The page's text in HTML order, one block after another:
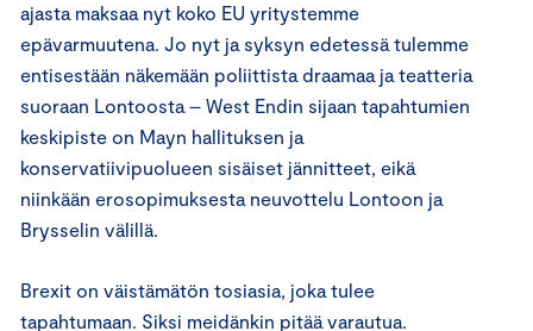
ajasta maksaa nyt koko EU yritystemme
epävarmuutena. Jo nyt ja syksyn edetessä tulemme
entisestään näkemään poliittista draamaa ja teatteria
suoraan Lontoosta – West Endin sijaan tapahtumien
keskipiste on Mayn hallituksen ja
konservatiivipuolueen sisäiset jännitteet, eikä
niinkään erosopimuksesta neuvottelu Lontoon ja
Brysselin välillä.
Brexit on väistämätön tosiasia, joka tulee
tapahtumaan. Siksi meidänkin pitää varautua.